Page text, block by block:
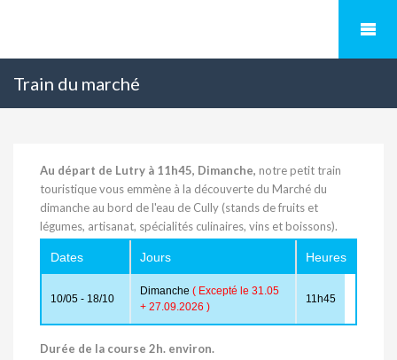
Train du marché
Au départ de Lutry à 11h45, Dimanche, notre petit train
touristique vous emmène à la découverte du Marché du
dimanche au bord de l'eau de Cully (stands de fruits et
légumes, artisanat, spécialités culinaires, vins et boissons).
Dates Jours Heures
10/05 - 18/10
Dimanche ( Excepté le 31.05
+ 27.09.2026 )
11h45
Durée de la course 2h. environ.